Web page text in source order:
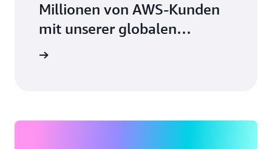
Millionen von AWS-Kunden
mit unserer globalen
Community